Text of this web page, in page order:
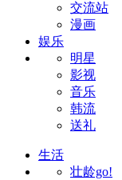
交流站
漫画
娱乐
明星
影视
音乐
韩流
送礼
生活
壮龄go!